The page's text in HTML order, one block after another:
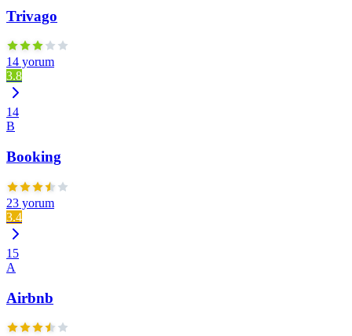
Trivago
14 yorum
3.8
14
B
Booking
23 yorum
3.4
15
A
Airbnb